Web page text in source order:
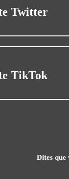
Twitter
TikTok
Dites que